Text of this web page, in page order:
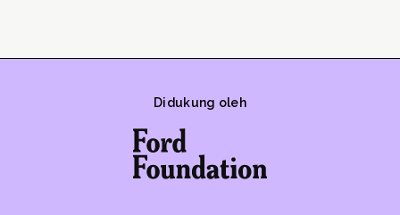
Didukung oleh